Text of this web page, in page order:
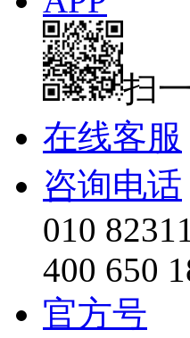
扫
在线客服
咨询电话
010
400 650
官方号